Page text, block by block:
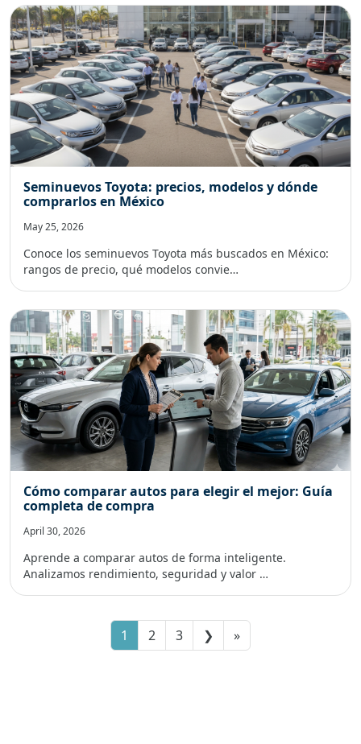
Seminuevos Toyota: precios, modelos y dónde
comprarlos en México
May 25, 2026
Conoce los seminuevos Toyota más buscados en México:
rangos de precio, qué modelos convie…
Cómo comparar autos para elegir el mejor: Guía
completa de compra
April 30, 2026
Aprende a comparar autos de forma inteligente.
Analizamos rendimiento, seguridad y valor …
1 2 3 ❯ »